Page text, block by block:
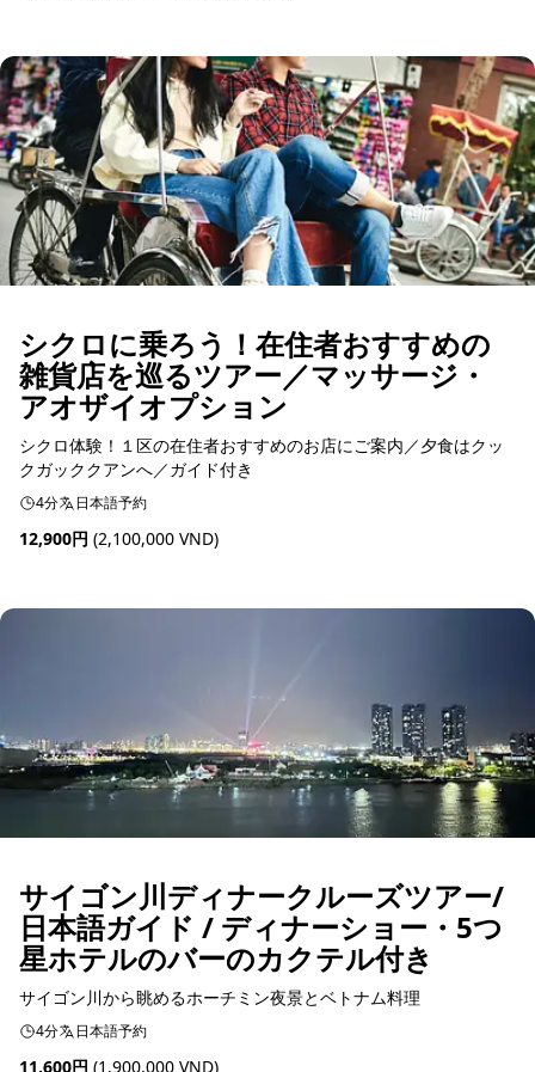
シクロに乗ろう！在住者おすすめの
雑貨店を巡るツアー／マッサージ・
アオザイオプション
シクロ体験！１区の在住者おすすめのお店にご案内／夕食はクッ
クガッククアンへ／ガイド付き
4分 日本語予約
12,900円 (2,100,000 VND)
サイゴン川ディナークルーズツアー/
日本語ガイド / ディナーショー・5つ
星ホテルのバーのカクテル付き
サイゴン川から眺めるホーチミン夜景とベトナム料理
4分 日本語予約
11,600円 (1,900,000 VND)